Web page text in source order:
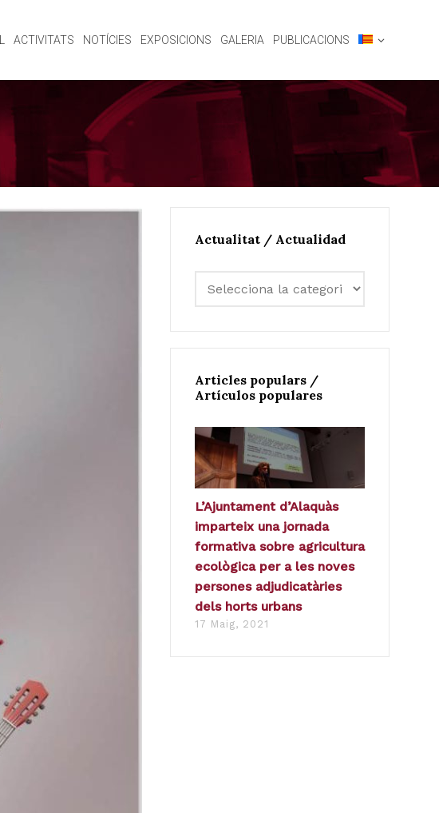
ACTIVITATS NOTÍCIES EXPOSICIONS GALERIA PUBLICACIONS
Actualitat / Actualidad
Articles populars /
Artículos populares
L’Ajuntament d’Alaquàs
imparteix una jornada
formativa sobre agricultura
ecològica per a les noves
persones adjudicatàries
dels horts urbans
17 Maig, 2021